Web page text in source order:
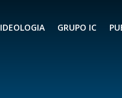
IDEOLOGIA GRUPO IC